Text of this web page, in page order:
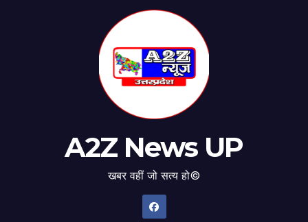
A2Z News UP
खबर वहीं जो सत्य हो©